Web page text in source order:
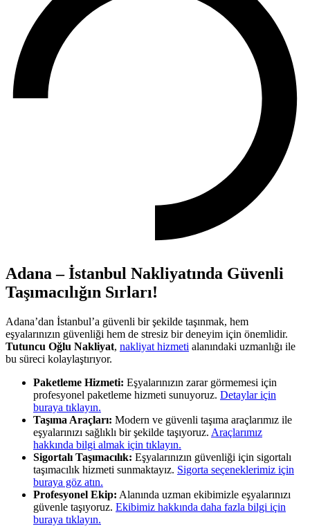
Adana – İstanbul Nakliyatında Güvenli
Taşımacılığın Sırları!
Adana’dan İstanbul’a güvenli bir şekilde taşınmak, hem
eşyalarınızın güvenliği hem de stresiz bir deneyim için önemlidir.
Tutuncu Oğlu Nakliyat, nakliyat hizmeti alanındaki uzmanlığı ile
bu süreci kolaylaştırıyor.
Paketleme Hizmeti: Eşyalarınızın zarar görmemesi için
profesyonel paketleme hizmeti sunuyoruz. Detaylar için
buraya tıklayın.
Taşıma Araçları: Modern ve güvenli taşıma araçlarımız ile
eşyalarınızı sağlıklı bir şekilde taşıyoruz. Araçlarımız
hakkında bilgi almak için tıklayın.
Sigortalı Taşımacılık: Eşyalarınızın güvenliği için sigortalı
taşımacılık hizmeti sunmaktayız. Sigorta seçeneklerimiz için
buraya göz atın.
Profesyonel Ekip: Alanında uzman ekibimizle eşyalarınızı
güvenle taşıyoruz. Ekibimiz hakkında daha fazla bilgi için
buraya tıklayın.